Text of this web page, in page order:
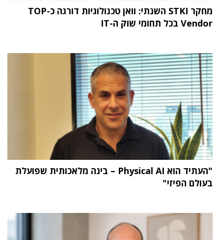
מחקר STKI השנתי: וואן טכנולוגיות דורגה כ-TOP
Vendor בכל תחומי שוק ה-IT
"העתיד הוא Physical AI – בינה מלאכותית שפועלת
בעולם הפיזי"